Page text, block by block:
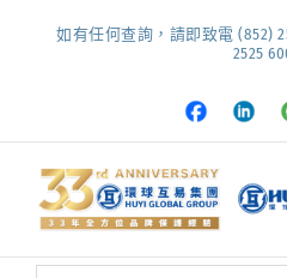
如有任何查詢，請即致電 (852)
2525